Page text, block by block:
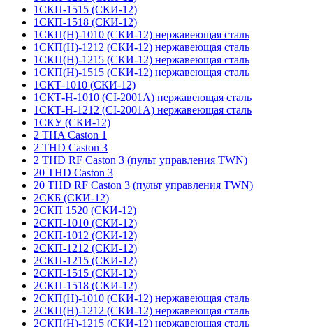
1СКП-1515 (СКИ-12)
1СКП-1518 (СКИ-12)
1СКП(Н)-1010 (СКИ-12) нержавеющая сталь
1СКП(Н)-1212 (СКИ-12) нержавеющая сталь
1СКП(Н)-1215 (СКИ-12) нержавеющая сталь
1СКП(Н)-1515 (СКИ-12) нержавеющая сталь
1СКТ-1010 (СКИ-12)
1СКТ-Н-1010 (CI-2001A) нержавеющая сталь
1СКТ-Н-1212 (CI-2001A) нержавеющая сталь
1СКУ (СКИ-12)
2 THA Caston 1
2 THD Caston 3
2 THD RF Caston 3 (пульт управления TWN)
20 THD Caston 3
20 THD RF Caston 3 (пульт управления TWN)
2СКБ (СКИ-12)
2СКП 1520 (СКИ-12)
2СКП-1010 (СКИ-12)
2СКП-1012 (СКИ-12)
2СКП-1212 (СКИ-12)
2СКП-1215 (СКИ-12)
2СКП-1515 (СКИ-12)
2СКП-1518 (СКИ-12)
2СКП(Н)-1010 (СКИ-12) нержавеющая сталь
2СКП(Н)-1212 (СКИ-12) нержавеющая сталь
2СКП(Н)-1215 (СКИ-12) нержавеющая сталь